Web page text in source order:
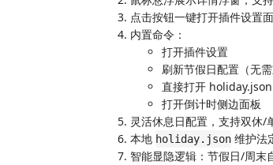
点击按钮一键打开插件设置
内置命令：
打开插件设置
刷新节假日配置（无需
直接打开
打开倒计时侧边面板
灵活休息日配置，支持双休/
本地 holiday.json 维护法
智能显隐逻辑：节假日/周末